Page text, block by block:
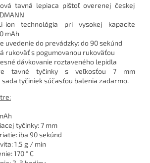
tavná lepiaca pištoľ overenej českej
ion technológia pri vysokej kapacite
mAh
uvedenie do prevádzky: do 90 sekúnd
rukoväť s pogumovanou rukoväťou
dávkovanie roztaveného lepidla
tavné tyčinky s veľkosťou 7 mm
tyčiniek súčasťou balenia zadarmo.
tyčinky: 7 mm
iba 90 sekúnd
1,5 g / min
170 ° C